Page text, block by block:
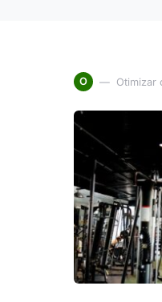
O Otimizar